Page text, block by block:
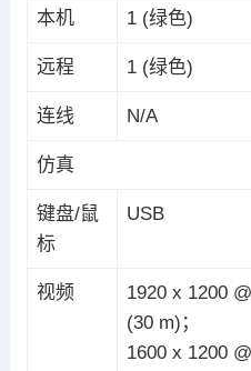
本机 1 (绿色)
远程 1 (绿色)
连线 N/A
仿真
键盘/鼠
标
USB
视频
1920 x 1200
(30 m)；
1600 x 1200